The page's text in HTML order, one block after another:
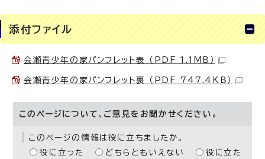
添付ファイル
会瀬青少年の家パンフレット表 （PDF 1.1MB）
会瀬青少年の家パンフレット裏 （PDF 747.4KB）
このページについて、ご意見をお聞かせください。
このページの情報は役に立ちましたか。
役に立った
どちらともいえない
役に立た